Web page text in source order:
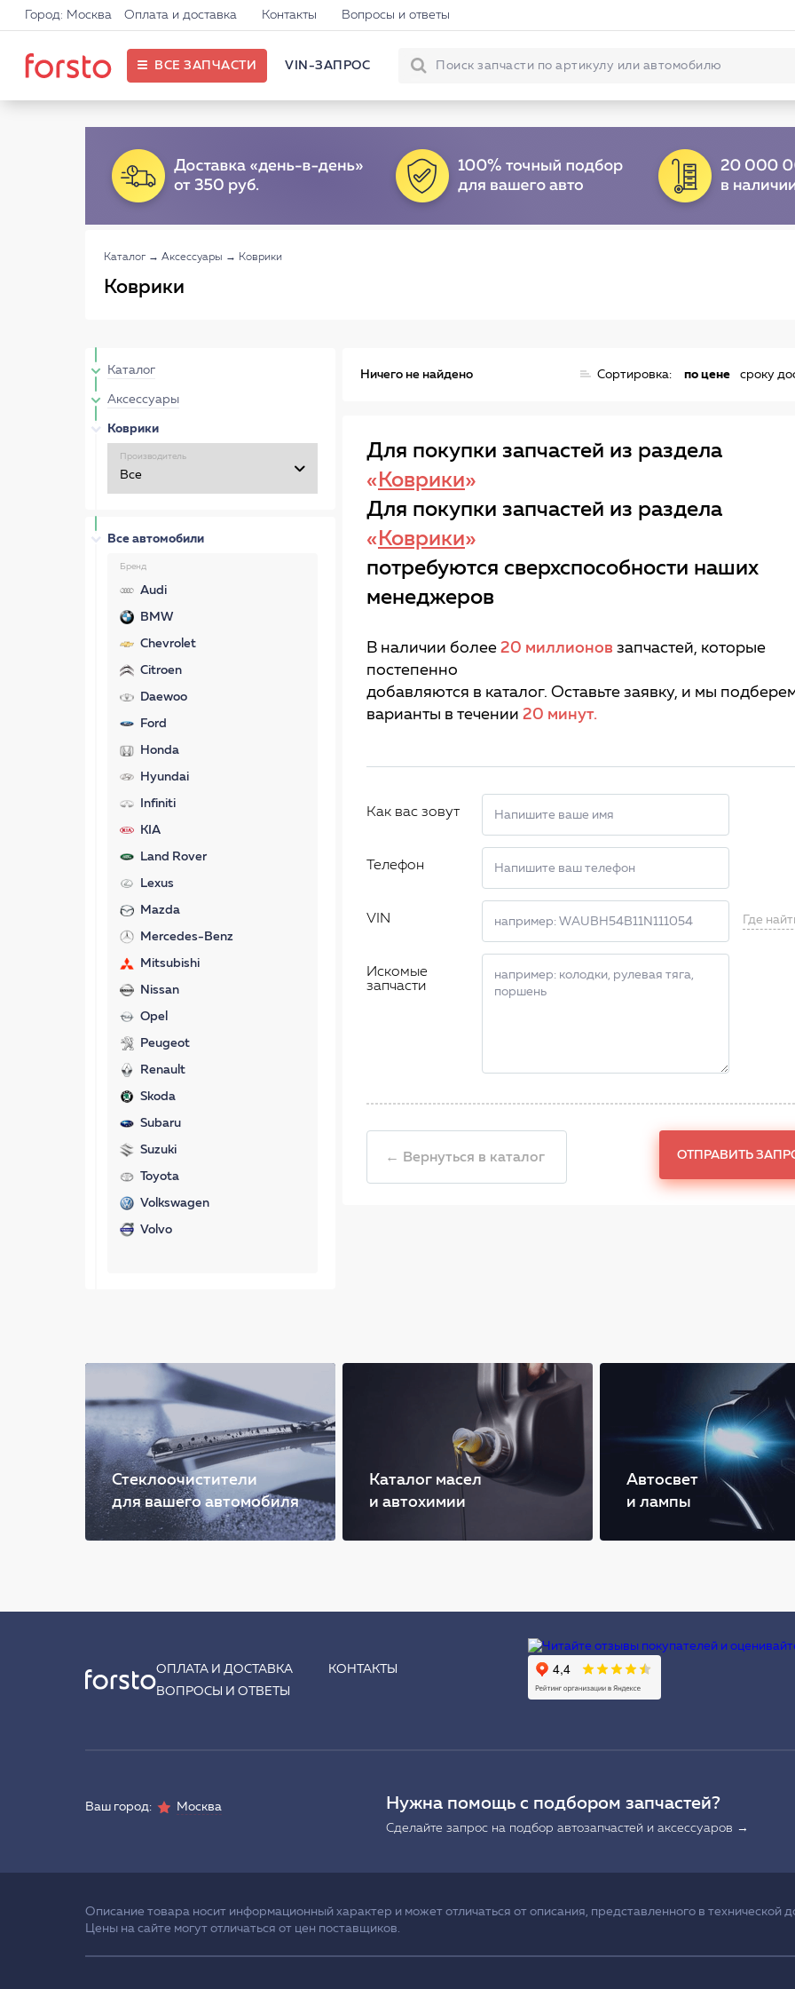
Город: Москва Оплата и доставка Контакты Вопросы и ответы
ВСЕ ЗАПЧАСТИ VIN-ЗАПРОС
Каталог → Аксессуары → Коврики
Коврики
Каталог
Аксессуары
Коврики
Производитель
Все автомобили
Бренд
Audi
BMW
Chevrolet
Citroen
Daewoo
Ford
Honda
Hyundai
Infiniti
KIA
Land Rover
Lexus
Mazda
Mercedes-Benz
Mitsubishi
Nissan
Opel
Peugeot
Renault
Skoda
Subaru
Suzuki
Toyota
Volkswagen
Volvo
Ничего не найдено Сортировка: по цене сроку
Для покупки запчастей из раздела
« Коврики»
Для покупки запчастей из раздела
« Коврики»
потребуются сверхспособности наших
менеджеров
В наличии более 20 миллионов запчастей, которые
постепенно
добавляются в каталог. Оставьте заявку, и мы
варианты в течении 20 минут.
Как вас зовут
Телефон
VIN Где
Искомые
запчасти
← Вернуться в каталог ОТПРАВИТЬ
Стеклоочистители
для вашего автомобиля
Каталог масел
и автохимии
Автосвет
и лампы
ОПЛАТА И ДОСТАВКА
КОНТАКТЫ
ВОПРОСЫ И ОТВЕТЫ
Ваш город: Москва Нужна помощь с подбором запчастей?
Сделайте запрос на подбор автозапчастей и аксессуаров →
Описание товара носит информационный характер и может отличаться от описания, представленного в технической
Цены на сайте могут отличаться от цен поставщиков.